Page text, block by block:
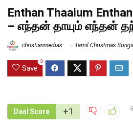
Enthan Thaaium
– எந்தன் தாயும் எந்தன்
christianmedias Tamil Christmas Songs
Save
0
Deal Score +1